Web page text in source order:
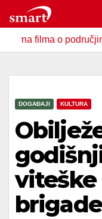
to
contento područjima
DOGAĐAJI KULTURA
viteške
brigade